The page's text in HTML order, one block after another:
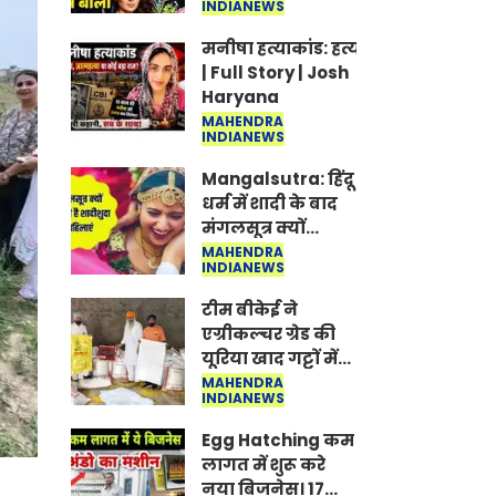
Jantar-Mantar |
CJP protest
INDIANEWS
मनीषा हत्याकांड: हत्या, आत्महत्या या
| Full Story | Josh
Haryana
MAHENDRA
INDIANEWS
Mangalsutra: हिंदू
धर्म में शादी के बाद
मंगलसूत्र क्यों
पहनती है महिलाएं,
किसने शुरु की ये
परंपरा
MAHENDRA
INDIANEWS
टीम बीकेई ने
एग्रीकल्चर ग्रेड की
यूरिया खाद गट्टों में
बदलकर टेक्निकल
ग्रेड में बेचने वालों पर
करवाई कार्रवाई:
लखविंदर सिंह
औलख
MAHENDRA
INDIANEWS
Egg Hatching कम
लागत में शुरू करे
नया बिजनेस। 17